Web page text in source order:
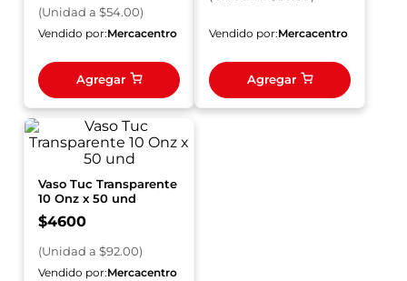
(Unidad a $54.00)
Vendido por:Mercacentro
Agregar
Vendido por:Mercacentro
Agregar
Vaso Tuc Transparente
10 Onz x 50 und
$4600
(Unidad a $92.00)
Vendido por:Mercacentro